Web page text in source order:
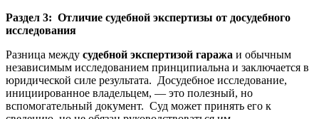
Раздел 3: Отличие судебной экспертизы от досудебного
исследования
Разница между судебной экспертизой гаража и обычным
независимым исследованием принципиальна и заключается в
юридической силе результата. Досудебное исследование,
инициированное владельцем, — это полезный, но
вспомогательный документ. Суд может принять его к